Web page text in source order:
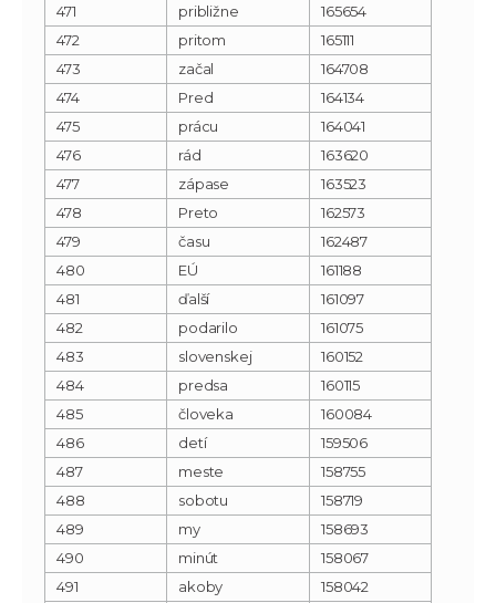
471
približne
165654
472
pritom
165111
473
začal
164708
474
Pred
164134
475
prácu
164041
476
rád
163620
477
zápase
163523
478
Preto
162573
479
času
162487
480
EÚ
161188
481
ďalší
161097
482
podarilo
161075
483
slovenskej
160152
484
predsa
160115
485
človeka
160084
486
detí
159506
487
meste
158755
488
sobotu
158719
489
my
158693
490
minút
158067
491
akoby
158042